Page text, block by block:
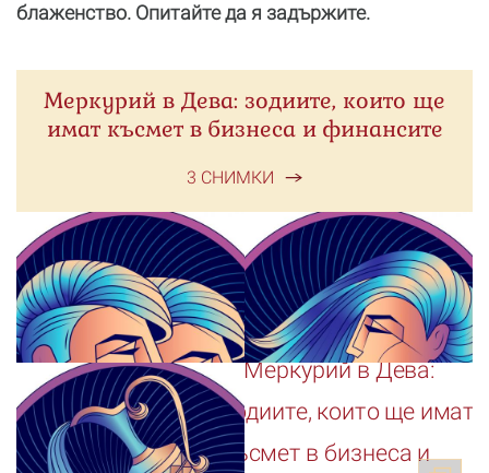
блаженство. Опитайте да я задържите.
Меркурий в Дева: зодиите, които ще
имат късмет в бизнеса и финансите
3 СНИМКИ